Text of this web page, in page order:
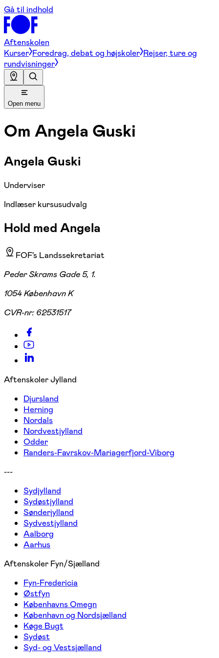
Gå til indhold
Aftenskolen
Kurser Foredrag, debat og højskoler Rejser, ture og
rundvisninger
Open menu
Om Angela Guski
Angela Guski
Underviser
Indlæser kursusudvalg
Hold med Angela
FOF's Landssekretariat
Peder Skrams Gade 5, 1.
1054 København K
CVR-nr: 62531517
Aftenskoler Jylland
Djursland
Herning
Nordals
Nordvestjylland
Odder
Randers-Favrskov-Mariagerfjord-Viborg
---
Sydjylland
Sydøstjylland
Sønderjylland
Sydvestjylland
Aalborg
Aarhus
Aftenskoler Fyn/Sjælland
Fyn-Fredericia
Østfyn
Københavns Omegn
København og Nordsjælland
Køge Bugt
Sydøst
Syd- og Vestsjælland